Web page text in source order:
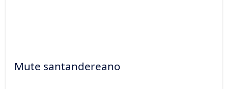
Mute santandereano